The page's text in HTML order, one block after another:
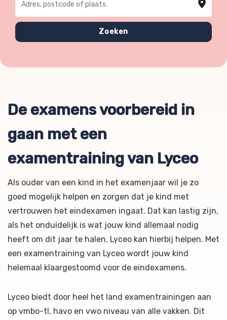
Zoeken
De examens voorbereid in
gaan met een
examentraining van Lyceo
Als ouder van een kind in het examenjaar wil je zo
goed mogelijk helpen en zorgen dat je kind met
vertrouwen het eindexamen ingaat. Dat kan lastig zijn,
als het onduidelijk is wat jouw kind allemaal nodig
heeft om dit jaar te halen. Lyceo kan hierbij helpen. Met
een examentraining van Lyceo wordt jouw kind
helemaal klaargestoomd voor de eindexamens.
Lyceo biedt door heel het land examentrainingen aan
op vmbo-tl, havo en vwo niveau van alle vakken. Dit